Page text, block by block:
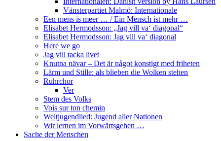
Vänsterpartiet Malmö: Internationale
Een mens is meer … / Ein Mensch ist mehr …
Elisabet Hermodsson: „Jag vill va‘ diagonal“
Elisabet Hermodsson: Jag vill va‘ diagonal
Here we go
Jag vill tacka livet
Knutna nävar – Det är något konstigt med friheten
Lärm und Stille: als blieben die Wolken stehen
Ruhrchor
Ver
Stem des Volks
Vois sur ton chemin
Weltjugendlied: Jugend aller Nationen
Wir lernen im Vorwärtsgehen …
Sache der Menschen